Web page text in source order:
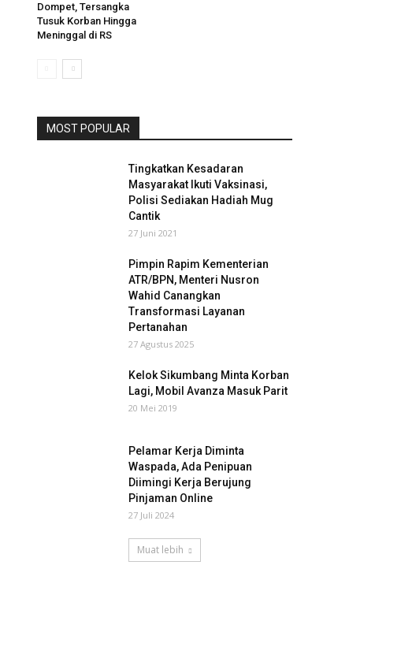
Dompet, Tersangka
Tusuk Korban Hingga
Meninggal di RS
MOST POPULAR
Tingkatkan Kesadaran
Masyarakat Ikuti Vaksinasi,
Polisi Sediakan Hadiah Mug
Cantik
27 Juni 2021
Pimpin Rapim Kementerian
ATR/BPN, Menteri Nusron
Wahid Canangkan
Transformasi Layanan
Pertanahan
27 Agustus 2025
Kelok Sikumbang Minta Korban
Lagi, Mobil Avanza Masuk Parit
20 Mei 2019
Pelamar Kerja Diminta
Waspada, Ada Penipuan
Diimingi Kerja Berujung
Pinjaman Online
27 Juli 2024
Muat lebih